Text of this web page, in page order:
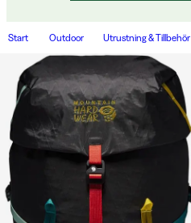
Start Outdoor Utrustning & Tillbehör